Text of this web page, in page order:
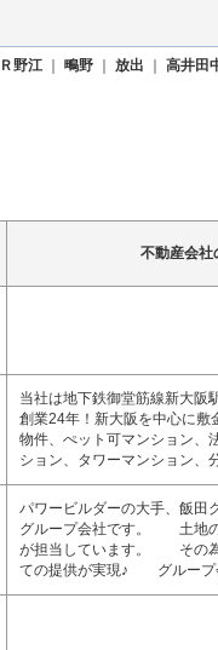
Ｒ野江 ｜ 鴫野 ｜ 放出 ｜ 高井田
不動産会社
当社は地下鉄御堂筋線新大阪
創業24年！新大阪を中心に敷
物件、ぺット可マンション、
ション、タワーマンション、
パワービルダーの大手、飯田
グループ会社です。 土地の
が担当しています。 その為
ての提供が実現♪ グループ